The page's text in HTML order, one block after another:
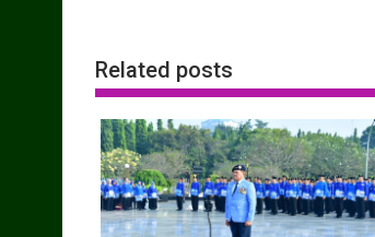
Related posts